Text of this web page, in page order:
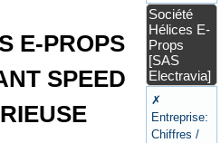
E-PROPS
SPEED
Société
Hélices E-
Props
[SAS
Electravia]
✗
Entreprise:
Chiffres /